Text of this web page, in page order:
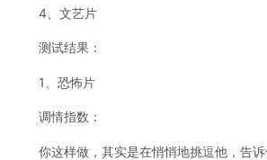
4、文艺片
测试结果：
1、恐怖片
调情指数：
你这样做，其实是在悄悄地挑逗他，告